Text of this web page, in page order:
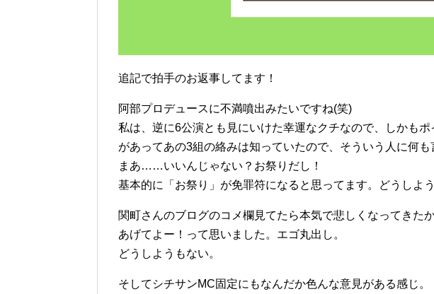
追記で拍手のお返事してます！
阿部プロデュースに不満噴出みたいですね(笑)
私は、逆に6公演とも見にいけた幸運なクチなので、しかも
があってあの3組の絡みは知っていたので、そういう人に何
まあ……いいんじゃない？お祭りだし！
基本的に「お祭り」が免罪符になると思ってます。どうしよう
関町さんのブログのコメ欄見てたら本気で悲しくなってきた
あげてよー！って思いました。エゴ丸出し。
どうしようもない。
そしてシチサンMC固定にもなんだか色んな意見がある感じ。